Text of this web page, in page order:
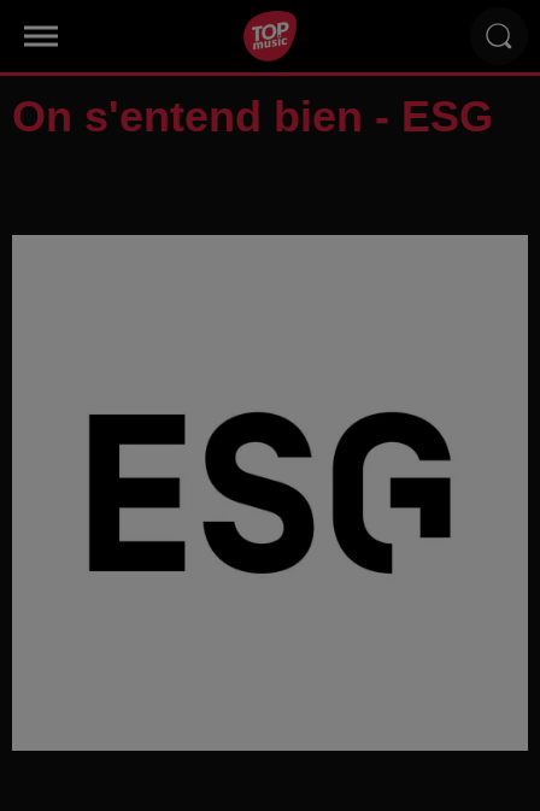
On s'entend bien - ESG